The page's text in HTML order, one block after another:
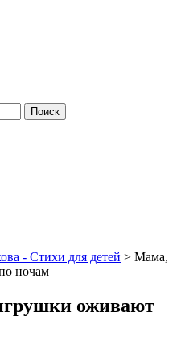
- Стихи для детей > Мама,
ночам
оживают